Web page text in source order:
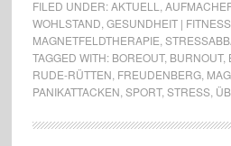
FILED UNDER:AKTUELL
WOHLSTAND GESUNDHEIT |
MAGNETFELDTHERAPIE
TAGGED WITH: BOREOUT, BURNOUT,
RUDE-RÜTTEN FREUDENBERG,
PANIKATTACKEN SPORT, STRESS,